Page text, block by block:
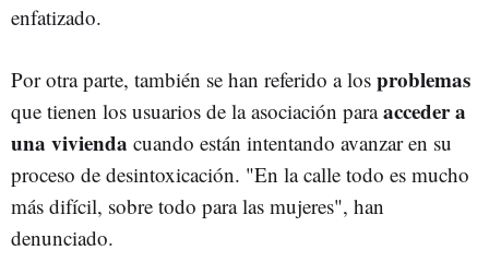
enfatizado.
Por otra parte, también se han referido a los problemas
que tienen los usuarios de la asociación paraacceder a
una vivienda cuando están intentando avanzar en su
proceso de desintoxicación. "En la calle todo es mucho
más difícil, sobre todo para las mujeres", han
denunciado.